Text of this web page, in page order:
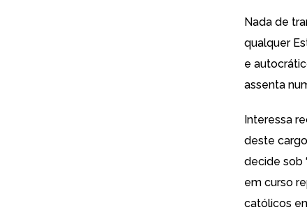
Nada de
qualquer
e
assenta
Interessa
deste
decide sob
em curso
católicos